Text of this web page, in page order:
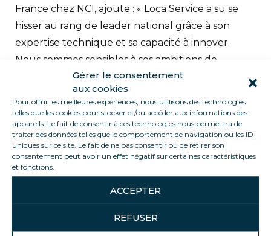
Gérer le consentement
aux cookies
Pour offrir les meilleures expériences, nous utilisons des technologies
telles que les cookies pour stocker et/ou accéder aux informations des
appareils. Le fait de consentir à ces technologies nous permettra de
traiter des données telles que le comportement de navigation ou les ID
uniques sur ce site. Le fait de ne pas consentir ou de retirer son
consentement peut avoir un effet négatif sur certaines caractéristiques
et fonctions.
ACCEPTER
REFUSER
France chez NCI, ajoute : « Loca Service a su se
hisser au rang de leader national grâce à son
expertise technique et sa capacité à innover.
Nous sommes sensibles à ses ambitions de
croissance pour les cinq prochaines années, en
suivant une feuille de route exigeante en
matière d’ESG. »
Vers de nouveaux horizons
Grâce à ce partenariat, nous envisageons de
Nos objectifs incluent l’exploration de nouveaux
secteurs et marchés, ainsi que l’extension de